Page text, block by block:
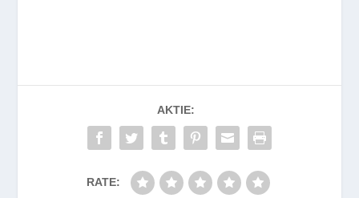
AKTIE:
RATE: